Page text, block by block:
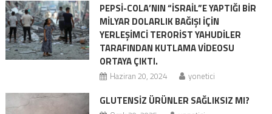
PEPSI-COLA’NIN “İSRAIL”E YAPTIĞI BIR
MILYAR DOLARLIK BAĞIŞI IÇIN
YERLEŞIMCI TERORIST YAHUDILER
TARAFINDAN KUTLAMA VIDEOSU
ORTAYA ÇIKTI.
Haziran 20, 2024 yonetici
GLUTENSİZ ÜRÜNLER SAĞLIKSIZ MI?